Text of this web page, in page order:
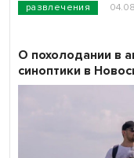
развлечения
О похолодании в
синоптики в